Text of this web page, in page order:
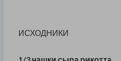
ИСХОДНИКИ